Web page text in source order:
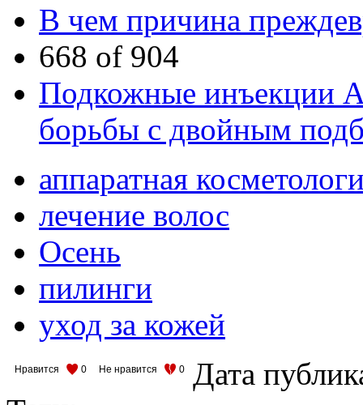
В чем причина
668 of 904
Подкожные инъекции
борьбы с двойным
аппаратная
лечение волос
Осень
пилинги
уход за кожей
Нравится 0 Не нравится 0
Дата